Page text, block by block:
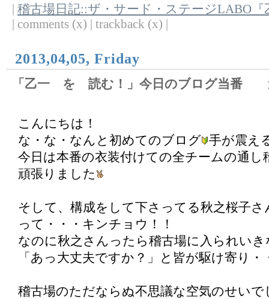
稽古場日記::ザ・サード・ステージLABO『
| comments (x) | trackback (x) |
2013,04,05, Friday
「乙一 を 読む！」今日のブログ当番
こんにちは！
な・な・なんと初めてのブログ 手が震え
今日は本番の衣装付けての全チームの通し
頑張りました
そして、構成をして下さってる秋之桜子
って・・・キンチョウ！！
なのに秋之さんったら稽古場に入られいき
「あっ大丈夫ですか？」と皆が駆け寄り・
稽古場のただならぬ不思議な空気のせいで